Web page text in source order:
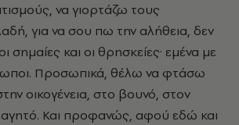
να γιορτάζω τους
για να σου πω την αλήθεια, δεν
σημαίες και οι θρησκείες· εμένα με
Προσωπικά, θέλω να φτάσω
οικογένεια, στο βουνό, στον
Και προφανώς, αφού εδώ και